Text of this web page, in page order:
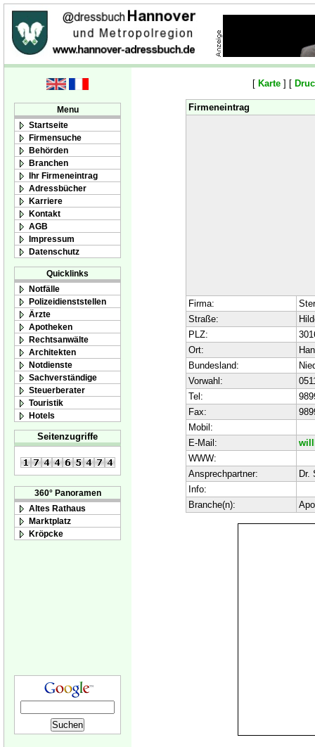
Menu
Startseite
Firmensuche
Behörden
Branchen
Ihr Firmeneintrag
Adressbücher
Karriere
Kontakt
AGB
Impressum
Datenschutz
Quicklinks
Notfälle
Polizeidienststellen
Ärzte
Apotheken
Rechtsanwälte
Architekten
Notdienste
Sachverständige
Steuerberater
Touristik
Hotels
Seitenzugriffe
360° Panoramen
Altes Rathaus
Marktplatz
Kröpcke
[ Karte ] [
Firmeneintrag
Firma:
Straße:
PLZ:
Ort:
Bundesland:
Vorwahl:
Tel:
Fax:
Mobil:
E-Mail:
WWW:
Ansprechpartner:
Dr.
Info:
Branche(n):